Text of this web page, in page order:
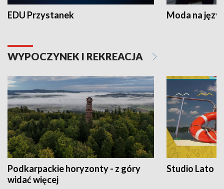
EDU Przystanek Moda na
WYPOCZYNEK I REKREACJA
Podkarpackie horyzonty - z góry
widać więcej
Studio Lato